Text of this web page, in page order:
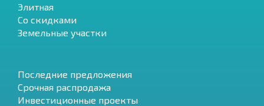
Элитная
Со скидками
Земельные участки
Последние предложения
Срочная распродажа
Инвестиционные проекты